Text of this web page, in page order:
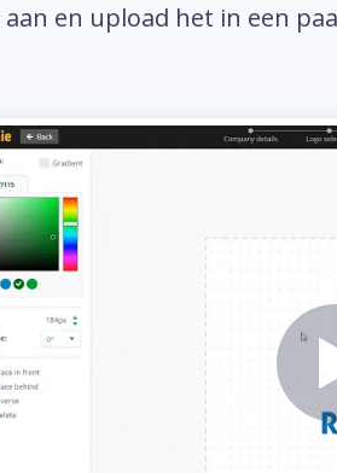
en upload het in een